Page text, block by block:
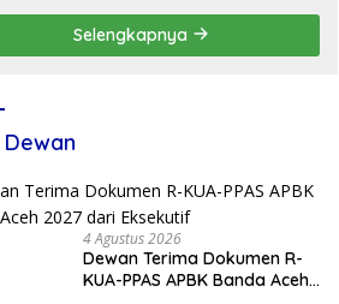
HUT ke-81 RI
Selengkapnya
4 Agustus 2026
Dewan Terima Dokumen R-
KUA-PPAS APBK Banda Aceh